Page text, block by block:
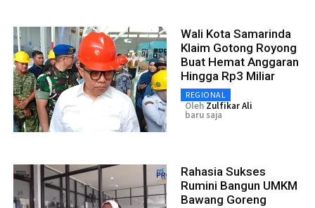
Wali Kota Samarinda
Klaim Gotong Royong
Buat Hemat Anggaran
Hingga Rp3 Miliar
REGIONAL
Oleh Zulfikar Ali
baru saja
Rahasia Sukses
Rumini Bangun UMKM
Bawang Goreng